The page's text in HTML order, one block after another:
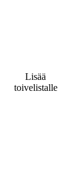
Lisää
toivelistalle